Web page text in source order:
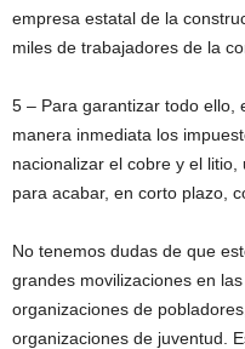
empresa estatal de la
miles de trabajadores de la
5 – Para garantizar todo ello,
manera inmediata los
nacionalizar el cobre y el
para acabar, en corto plazo,
No tenemos dudas de que
grandes movilizaciones en
organizaciones de
organizaciones de juventud.